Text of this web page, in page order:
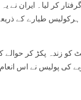
کر لیا۔ ایران نے
کو بچانے کے لیے امریکا نے بلیک ہاک ہیلی کاپٹروں اور
کو زندہ پکڑ کر حوالے
کی پولیس نے اس